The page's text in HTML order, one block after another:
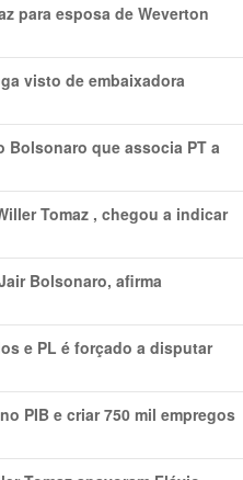
para esposa de Weverton
visto de embaixadora
Bolsonaro que associa PT a
Tomaz , chegou a indicar
Bolsonaro, afirma
e PL é forçado a disputar
PIB e criar 750 mil empregos